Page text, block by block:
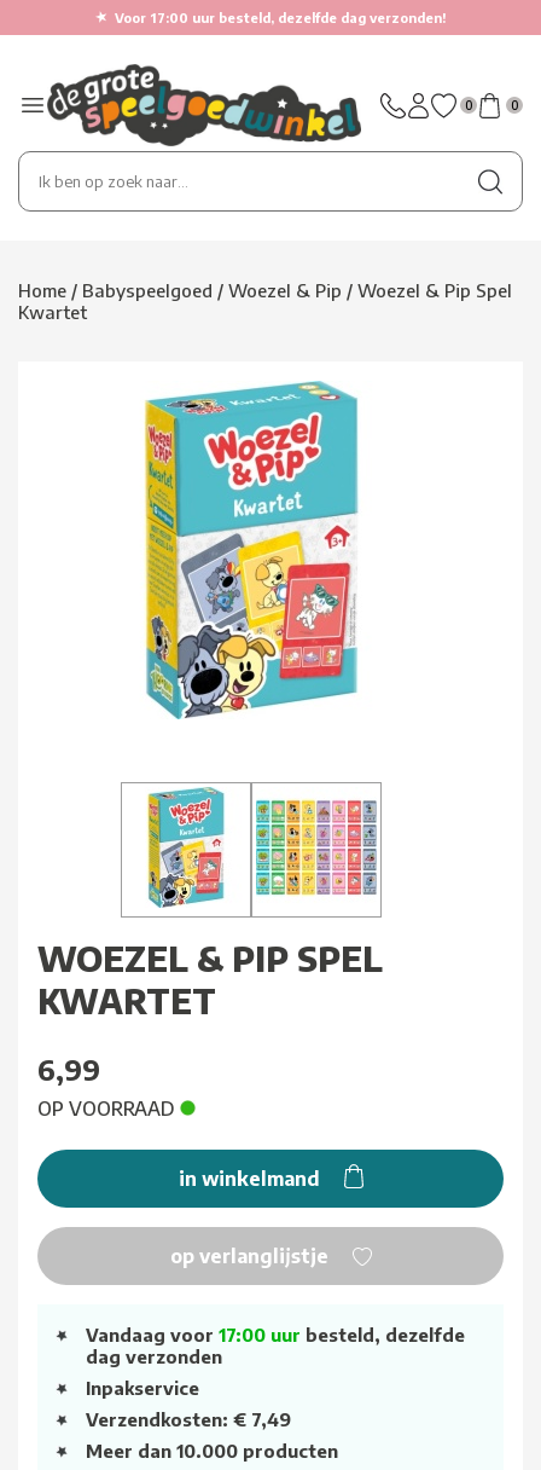
★ Voor 17:00 uur besteld, dezelfde dag verzonden!
0 0
Home / Babyspeelgoed / Woezel & Pip / Woezel & Pip Spel
Kwartet
WOEZEL & PIP SPEL
KWARTET
6,99
OP VOORRAAD
in winkelmand
op verlanglijstje
Vandaag voor 17:00 uur besteld, dezelfde
dag verzonden
Inpakservice
Verzendkosten: € 7,49
Meer dan 10.000 producten